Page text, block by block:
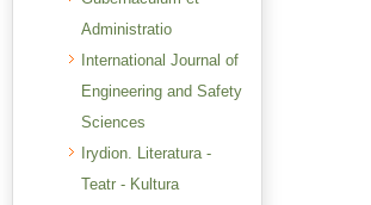
Administratio
International Journal of
Engineering and Safety
Sciences
Irydion. Literatura -
Teatr - Kultura